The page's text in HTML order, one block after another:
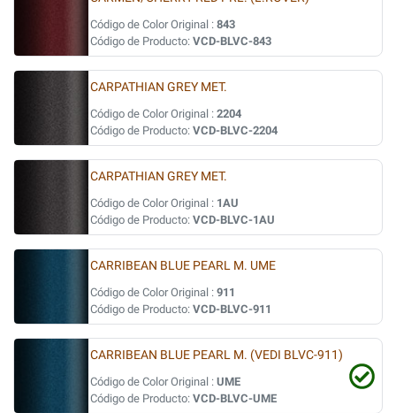
Código de Color Original : 843
Código de Producto: VCD-BLVC-843
CARPATHIAN GREY MET.
Código de Color Original : 2204
Código de Producto: VCD-BLVC-2204
CARPATHIAN GREY MET.
Código de Color Original : 1AU
Código de Producto: VCD-BLVC-1AU
CARRIBEAN BLUE PEARL M. UME
Código de Color Original : 911
Código de Producto: VCD-BLVC-911
CARRIBEAN BLUE PEARL M. (VEDI BLVC-911)
Código de Color Original : UME
Código de Producto: VCD-BLVC-UME